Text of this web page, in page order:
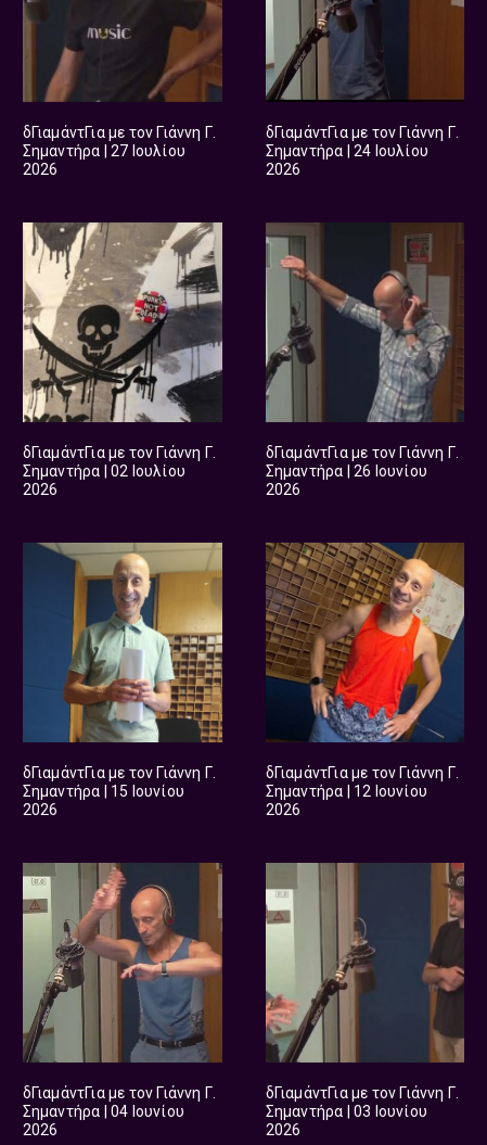
δΓιαμάντΓια με τον Γιάννη Γ.
Σημαντήρα | 27 Ιουλίου
2026
δΓιαμάντΓια με τον Γιάννη Γ.
Σημαντήρα | 24 Ιουλίου
2026
δΓιαμάντΓια με τον Γιάννη Γ.
Σημαντήρα | 02 Ιουλίου
2026
δΓιαμάντΓια με τον Γιάννη Γ.
Σημαντήρα | 26 Ιουνίου
2026
δΓιαμάντΓια με τον Γιάννη Γ.
Σημαντήρα | 15 Ιουνίου
2026
δΓιαμάντΓια με τον Γιάννη Γ.
Σημαντήρα | 12 Ιουνίου
2026
δΓιαμάντΓια με τον Γιάννη Γ.
Σημαντήρα | 04 Ιουνίου
2026
δΓιαμάντΓια με τον Γιάννη Γ.
Σημαντήρα | 03 Ιουνίου
2026